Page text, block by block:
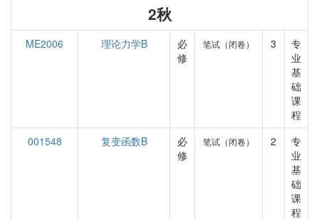
2秋
ME2006 理论力学B
必
修
笔试（闭卷） 3
专
业
基
础
课
程
001548
复变函数B
必
修
笔试（闭卷） 2
专
业
基
础
课
程